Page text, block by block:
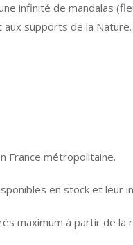
infinité de mandalas
aux supports de la
France métropolitaine.
en stock et
maximum à partir de la